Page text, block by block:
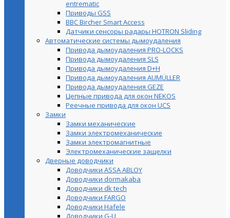
entrematic
Приводы GSS
BBC Bircher Smart Access
Датчики сенсоры радары HOTRON Sliding
Автоматические системы дымоудаления
Привода дымоудаления PRO-LOCKS
Привода дымоудаления SLS
Привода дымоудаления D+H
Привода дымоудаления AUMÜLLER
Привода дымоудаления GEZE
Цепные привода для окон NEKOS
Реечные привода для окон UСS
Замки
Замки механические
Замки электромеханические
Замки электромагнитные
Электромеханические защелки
Дверные доводчики
Доводчики ASSA ABLOY
Доводчики dormakaba
Доводчики dk tech
Доводчики FARGO
Доводчики Hafele
Доводчики G-U